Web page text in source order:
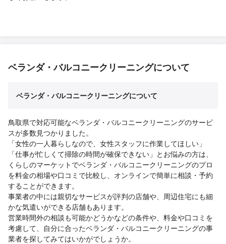
ベランダ・バルコニークリーニングについて
ベランダ・バルコニークリーニングについて
鳥取県で対応可能なベランダ・バルコニークリーニングのサービ
スが多数見つかりました。
「女性の一人暮らしなので、女性スタッフに作業してほしい」
「仕事が忙しくて掃除の時間が確保できない」とお悩みの方は、
くらしのマーケットでベランダ・バルコニークリーニングのプロ
を料金の相場や口コミで比較し、オンラインで簡単に相談・予約
することができます。
事業者の中には親切なサービスが評判の店舗や、周辺住宅にも細
かな気遣いができる店舗もあります。
営業時間外の相談も可能かどうかなどの条件や、料金や口コミを
考慮して、自分に合ったベランダ・バルコニークリーニングの事
業者を探してみてはいかがでしょうか。